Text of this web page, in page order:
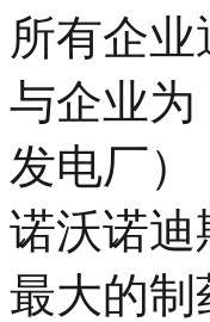
所有企
与企业为
发电厂
诺沃诺迪
最大的制